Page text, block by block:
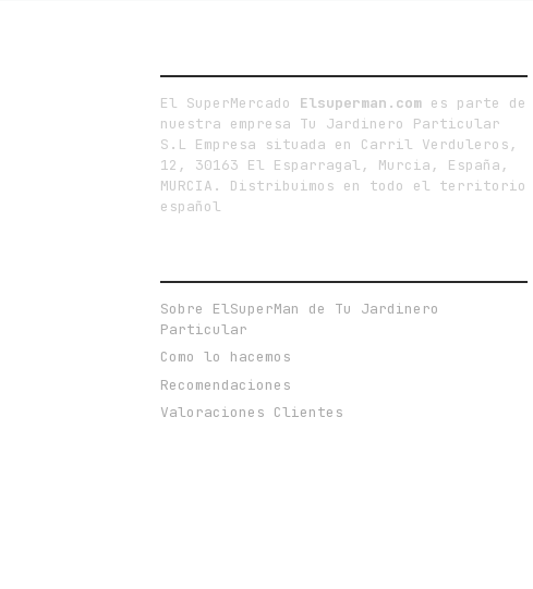
El SuperMercado Elsuperman.com es parte de
nuestra empresa Tu Jardinero Particular
S.L Empresa situada en Carril Verduleros,
12, 30163 El Esparragal, Murcia, España,
MURCIA. Distribuimos en todo el territorio
español
Sobre ElSuperMan de Tu Jardinero
Particular
Como lo hacemos
Recomendaciones
Valoraciones Clientes